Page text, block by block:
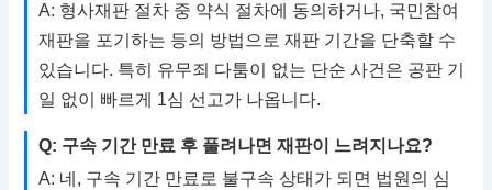
A: 형사재판 절차 중 약식 절차에 동의하거나, 국민참여
재판을 포기하는 등의 방법으로 재판 기간을 단축할 수
있습니다. 특히 유무죄 다툼이 없는 단순 사건은 공판 기
일 없이 빠르게 1심 선고가 나옵니다.
Q: 구속 기간 만료 후 풀려나면 재판이 느려지나요?
A: 네, 구속 기간 만료로 불구속 상태가 되면 법원의 심